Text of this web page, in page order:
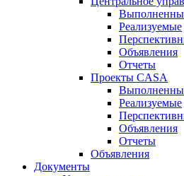
Реализуемые
Объявления
Отчеты
Проекты CASA
Реализуемые
Объявления
Отчеты
Объявления
Документы